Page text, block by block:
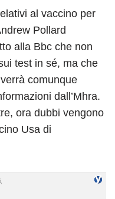
al vaccino per
Pollard
alla Bbc che non
test in sé, ma che
comunque
dall’Mhra.
ora dubbi vengono
Usa di